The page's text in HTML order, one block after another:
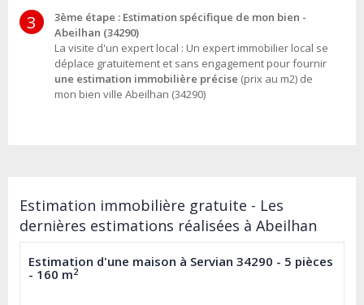
3
3ème étape : Estimation spécifique de mon bien -
Abeilhan (34290)
La visite d'un expert local : Un expert immobilier local se
déplace gratuitement et sans engagement pour fournir
une estimation immobilière précise (prix au m2) de
mon bien ville Abeilhan (34290)
Estimation immobilière gratuite - Les
dernières estimations réalisées à Abeilhan
Estimation d'une maison à Servian 34290 - 5 pièces
- 160 m2